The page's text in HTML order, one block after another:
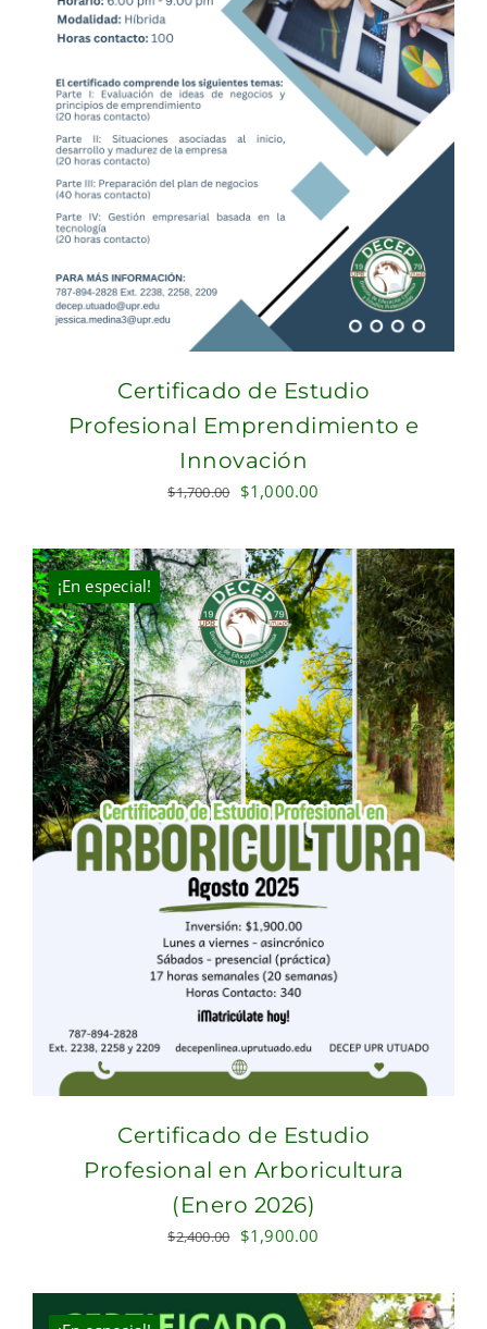
Certificado de Estudio
Profesional Emprendimiento e
Innovación
$1,700.00 Original
was:
$1,700.00.
$1,000.00
is:
$1,000.00.
¡En especial!
Certificado de Estudio
Profesional en Arboricultura
(Enero 2026)
$2,400.00 Original
was:
$2,400.00.
$1,900.00
is:
$1,900.00.